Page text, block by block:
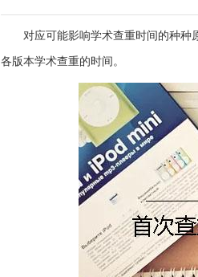
对应可能影响学术查重时间的种种
各版本学术查重的时间。